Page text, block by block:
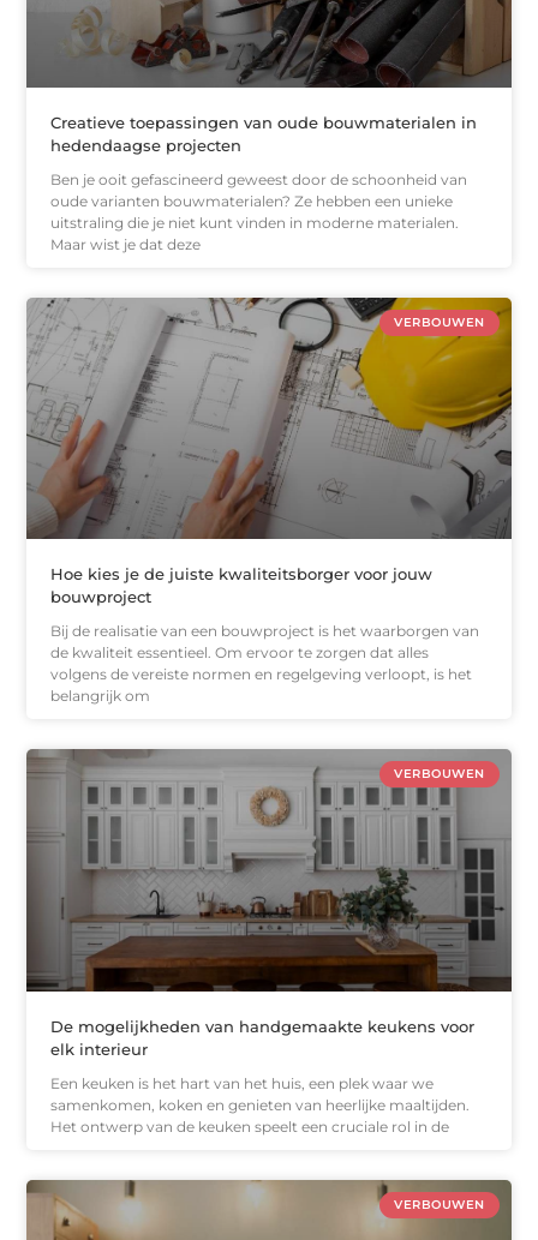
Creatieve toepassingen van oude bouwmaterialen in
hedendaagse projecten
Ben je ooit gefascineerd geweest door de schoonheid van
oude varianten bouwmaterialen? Ze hebben een unieke
uitstraling die je niet kunt vinden in moderne materialen.
Maar wist je dat deze
VERBOUWEN
Hoe kies je de juiste kwaliteitsborger voor jouw
bouwproject
Bij de realisatie van een bouwproject is het waarborgen van
de kwaliteit essentieel. Om ervoor te zorgen dat alles
volgens de vereiste normen en regelgeving verloopt, is het
belangrijk om
VERBOUWEN
De mogelijkheden van handgemaakte keukens voor
elk interieur
Een keuken is het hart van het huis, een plek waar we
samenkomen, koken en genieten van heerlijke maaltijden.
Het ontwerp van de keuken speelt een cruciale rol in de
VERBOUWEN